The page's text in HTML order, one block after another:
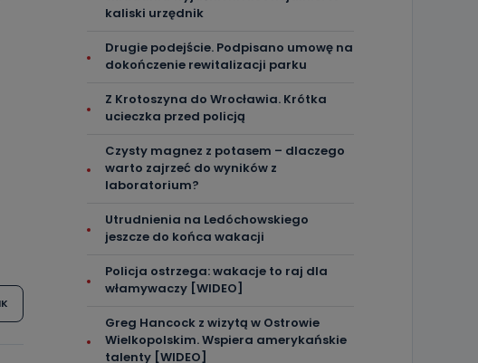
kaliski urzędnik
Drugie podejście. Podpisano umowę na
dokończenie rewitalizacji parku
Z Krotoszyna do Wrocławia. Krótka
ucieczka przed policją
Czysty magnez z potasem – dlaczego
warto zajrzeć do wyników z
laboratorium?
Utrudnienia na Ledóchowskiego
jeszcze do końca wakacji
Policja ostrzega: wakacje to raj dla
włamywaczy [WIDEO]
Greg Hancock z wizytą w Ostrowie
Wielkopolskim. Wspiera amerykańskie
talenty [WIDEO]